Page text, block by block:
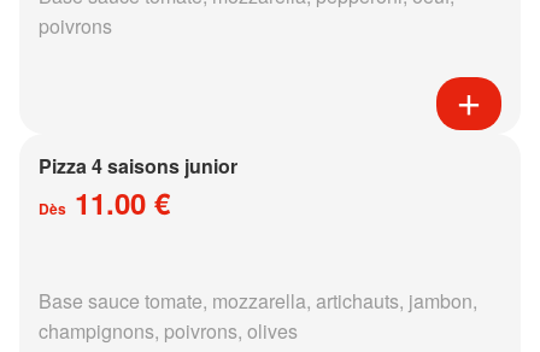
poivrons
Pizza 4 saisons junior
Dès 11.00 €
Base sauce tomate, mozzarella, artichauts, jambon,
champignons, poivrons, olives